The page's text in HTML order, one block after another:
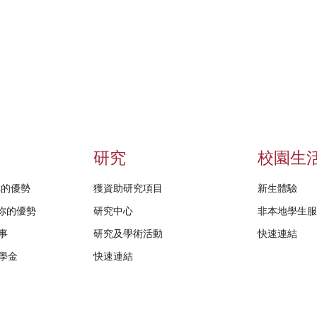
優勢
的優勢
金
研究
獲資助研究項目
研究中心
研究及學術活動
快速連結
校園生
新生體驗
非本地學生
快速連結